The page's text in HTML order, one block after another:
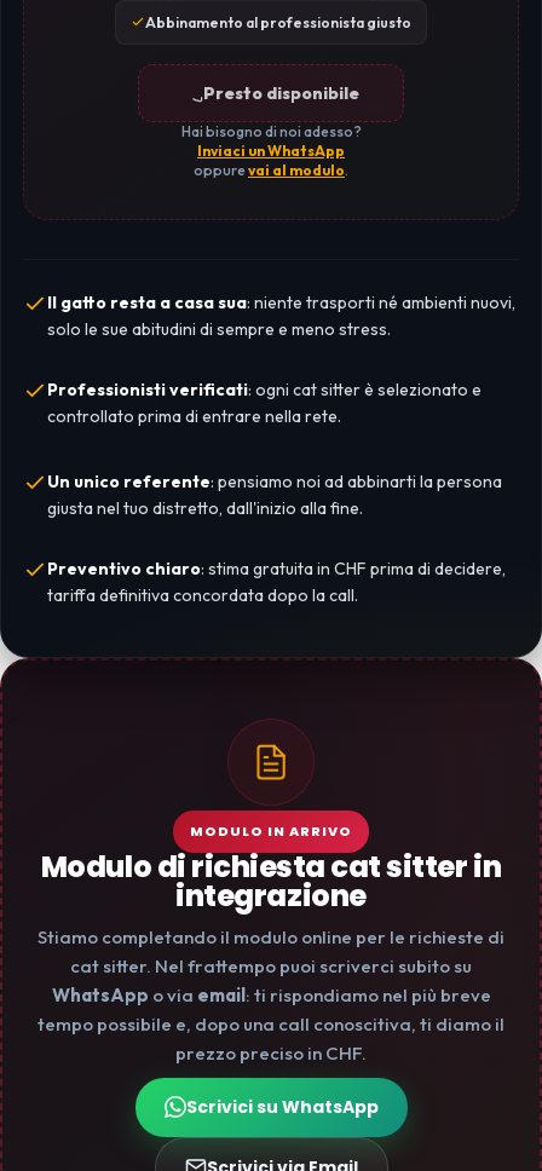
Abbinamento al professionista giusto
Presto disponibile
Hai bisogno di noi adesso?
Inviaci un WhatsApp
oppurevai al modulo.
Il gatto resta a casa sua: niente trasporti né ambienti nuovi,
solo le sue abitudini di sempre e meno stress.
Professionisti verificati: ogni cat sitter è selezionato e
controllato prima di entrare nella rete.
Un unico referente: pensiamo noi ad abbinarti la persona
giusta nel tuo distretto, dall'inizio alla fine.
Preventivo chiaro: stima gratuita in CHF prima di decidere,
tariffa definitiva concordata dopo la call.
MODULO IN ARRIVO
Modulo di richiesta cat sitter in
integrazione
Stiamo completando il modulo online per le richieste di
cat sitter. Nel frattempo puoi scriverci subito su
WhatsApp o via email: ti rispondiamo nel più breve
tempo possibile e, dopo una call conoscitiva, ti diamo il
prezzo preciso in CHF.
Scrivici su WhatsApp